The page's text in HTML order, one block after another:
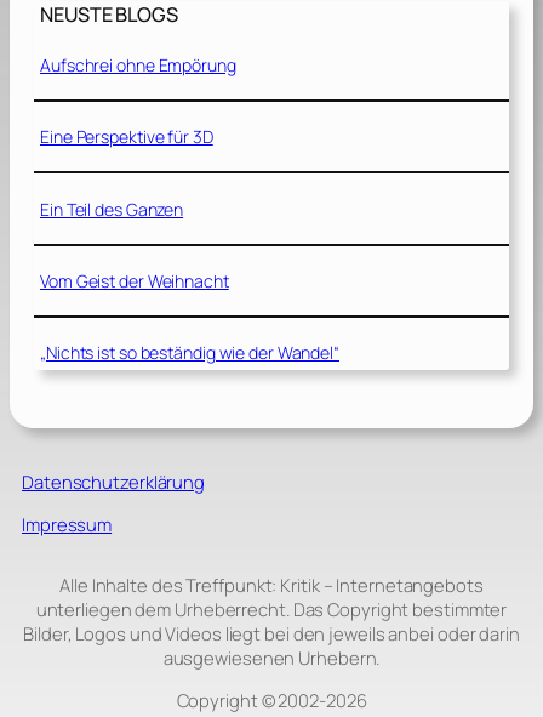
NEUSTE BLOGS
Aufschrei ohne Empörung
Eine Perspektive für 3D
Ein Teil des Ganzen
Vom Geist der Weihnacht
„Nichts ist so beständig wie der Wandel“
Datenschutzerklärung
Impressum
Alle Inhalte des Treffpunkt: Kritik – Internetangebots
unterliegen dem Urheberrecht. Das Copyright bestimmter
Bilder, Logos und Videos liegt bei den jeweils anbei oder darin
ausgewiesenen Urhebern.
Copyright © 2002‑2026